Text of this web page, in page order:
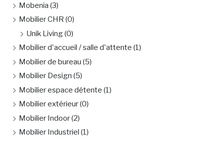
Mobenia (3)
Mobilier CHR (0)
Unik Living(0)
Mobilier d'accueil / salle d'attente (1)
Mobilier de bureau (5)
Mobilier Design (5)
Mobilier espace détente (1)
Mobilier extérieur(0)
Mobilier Indoor(2)
Mobilier Industriel (1)